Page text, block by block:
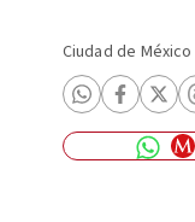
Ciudad de México